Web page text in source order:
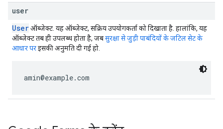
user
Userऑब्जेक्ट. यह ऑब्जेक्ट, सक्रिय उपयोगकर्ता को दिखाता है. हालांकि, यह
ऑब्जेक्ट तब ही उपलब्ध होता है, जबसुरक्षा से जुड़ी पाबंदियों के जटिल सेट के
आधार परइसकी अनुमति दी गई हो.
amin@example.com